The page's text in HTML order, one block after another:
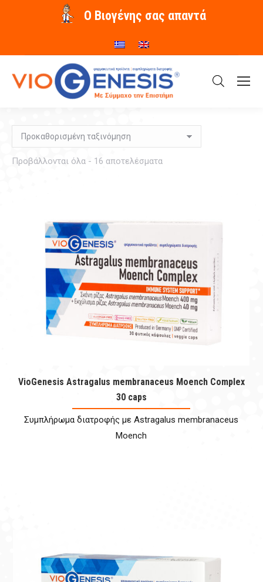
O Βιογένης σας απαντά
Προβάλλονται όλα - 16 αποτελέσματα
VioGenesis Astragalus membranaceus Moench Complex
30 caps
Συμπλήρωμα διατροφής με Astragalus membranaceus
Moench